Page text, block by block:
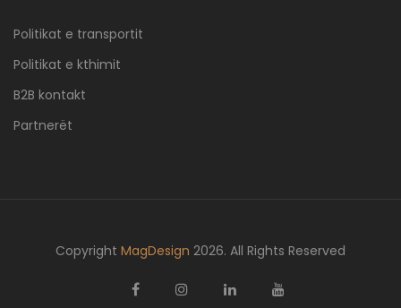
Politikat e transportit
Politikat e kthimit
B2B kontakt
Partnerët
Copyright MagDesign 2026. All Rights Reserved